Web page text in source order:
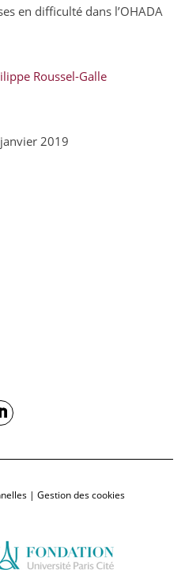
en difficulté dans l’OHADA
Roussel-Galle
2019
| Gestion des cookies